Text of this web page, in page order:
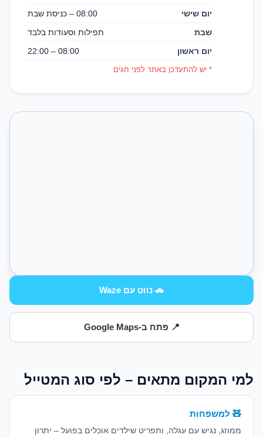
יום שישי
08:00 – כניסת שבת
שבת
תפילות וסעודות בלבד
יום ראשון
08:00 – 22:00
* יש להתעדכן באתר לפני חגים
🚗 נווט עם Waze
📍 פתח ב-Google Maps
למי המקום מתאים – לפי סוג המטייל
🧸 למשפחות
ממוזג, נגיש עם עגלה, ותפריט שילדים אוכלים בפועל – יתרון